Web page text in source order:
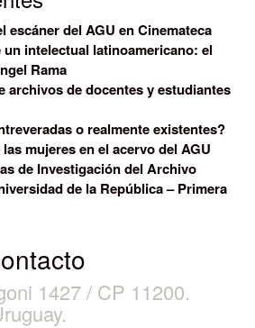
escáner del AGU en Cinemateca
intelectual latinoamericano: el
Rama
archivos de docentes y estudiantes
o realmente existentes?
mujeres en el acervo del AGU
de Investigación del Archivo
de la República – Primera
1427 / CP 11200.